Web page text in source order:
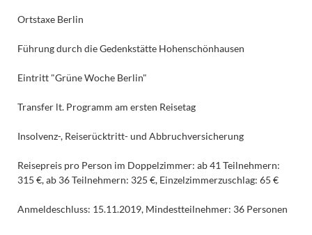
Ortstaxe Berlin
Führung durch die Gedenkstätte Hohenschönhausen
Eintritt "Grüne Woche Berlin"
Transfer lt. Programm am ersten Reisetag
Insolvenz-, Reiserücktritt- und Abbruchversicherung
Reisepreis pro Person im Doppelzimmer: ab 41 Teilnehmern:
315 €, ab 36 Teilnehmern: 325 €, Einzelzimmerzuschlag: 65 €
Anmeldeschluss: 15.11.2019, Mindestteilnehmer: 36 Personen